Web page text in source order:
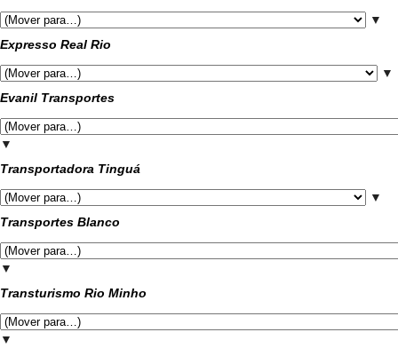
▼
Expresso Real Rio
▼
Evanil Transportes
▼
Transportadora Tinguá
▼
Transportes Blanco
▼
Transturismo Rio Minho
▼